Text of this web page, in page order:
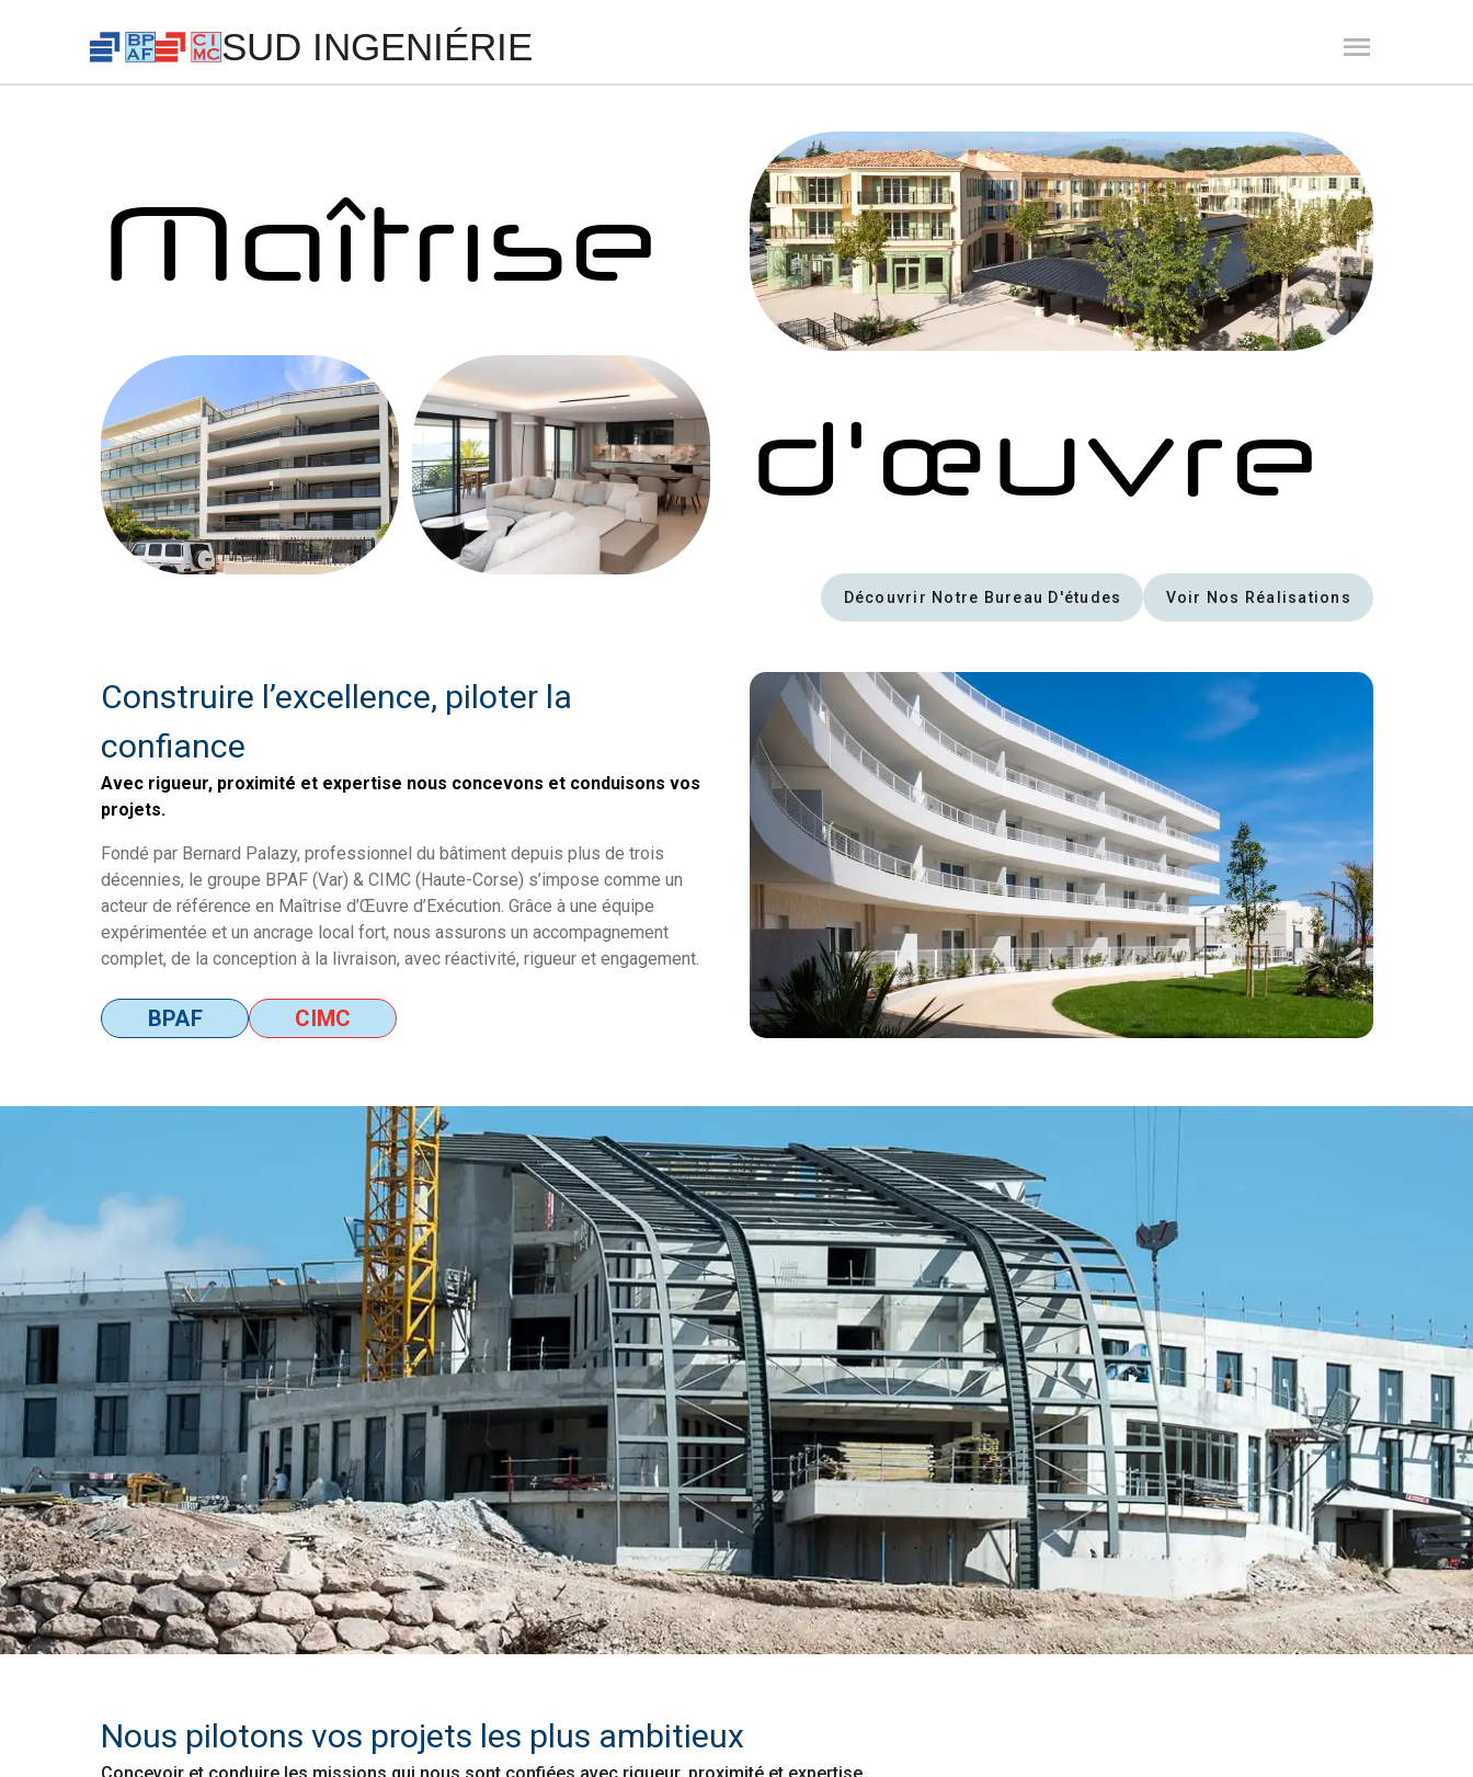
SUD INGENIÉRIE
Maîtrise
d'œuvre
Découvrir Notre Bureau D'études Voir Nos Réalisations
Construire l’excellence, piloter la
confiance
Avec rigueur, proximité et expertise nous concevons et conduisons vos
projets.
Fondé par Bernard Palazy, professionnel du bâtiment depuis plus de trois
décennies, le groupe BPAF (Var) & CIMC (Haute-Corse) s’impose comme un
acteur de référence en Maîtrise d’Œuvre d’Exécution. Grâce à une équipe
expérimentée et un ancrage local fort, nous assurons un accompagnement
complet, de la conception à la livraison, avec réactivité, rigueur et engagement.
BPAF CIMC
Nous pilotons vos projets les plus ambitieux